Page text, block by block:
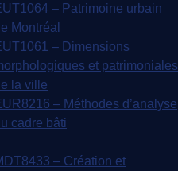
– Patrimoine urbain
Montréal
– Dimensions
et patrimoniales
la ville
– Méthodes d’analyse
cadre bâti
– Création et